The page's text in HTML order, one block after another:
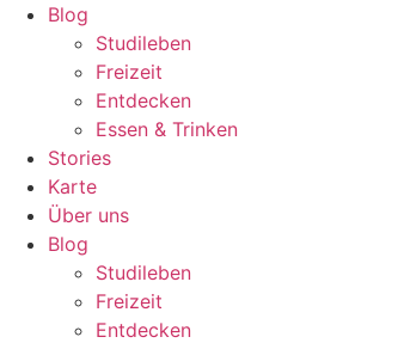
Zum
springen
Blog
Studileben
Freizeit
Entdecken
Essen & Trinken
Stories
Karte
Über uns
Blog
Studileben
Freizeit
Entdecken